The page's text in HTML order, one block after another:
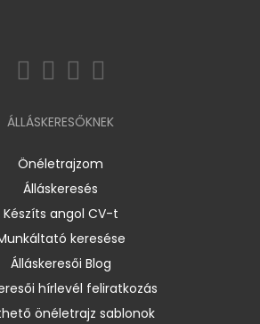
ÁLLÁSKERESŐKNEK
Önéletrajzom
Álláskeresés
Készíts angol CV-t
keresése
Álláskeresői Blog
hírlevél feliratkozás
önéletrajz sablonok